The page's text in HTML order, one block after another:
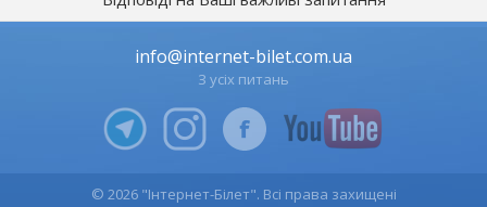
info@internet-bilet.com.ua
З усіх питань
© 2026 "Інтернет-Білет". Всі права захищені